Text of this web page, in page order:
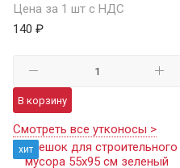
Цена за 1 шт с НДС
140 ₽
В корзину
Смотреть все утконосы >
хит